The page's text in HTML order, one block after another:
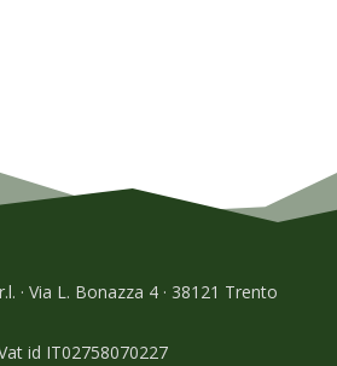
· Via L. Bonazza 4 · 38121 Trento
id IT02758070227